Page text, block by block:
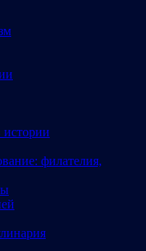
истории
филателия,